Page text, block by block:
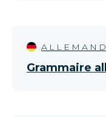
ALLEMAND
Grammaire